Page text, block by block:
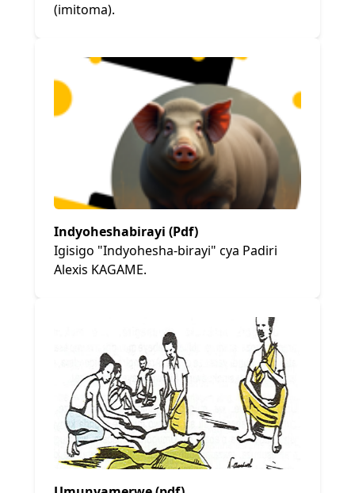
(imitoma).
Indyoheshabirayi (Pdf)
Igisigo "Indyohesha-birayi" cya Padiri
Alexis KAGAME.